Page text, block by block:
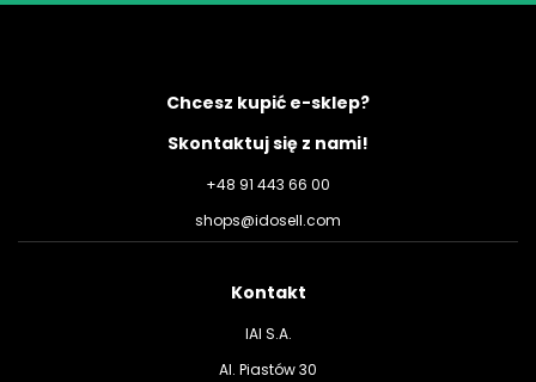
Chcesz kupić e-sklep?
Skontaktuj się z nami!
+48 91 443 66 00
shops@idosell.com
Kontakt
IAI S.A.
Al. Piastów 30